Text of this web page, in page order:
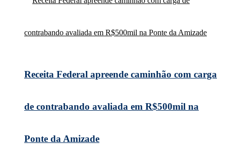
Receita Federal apreende caminhão com carga
de contrabando avaliada em R$500mil na
Ponte da Amizade